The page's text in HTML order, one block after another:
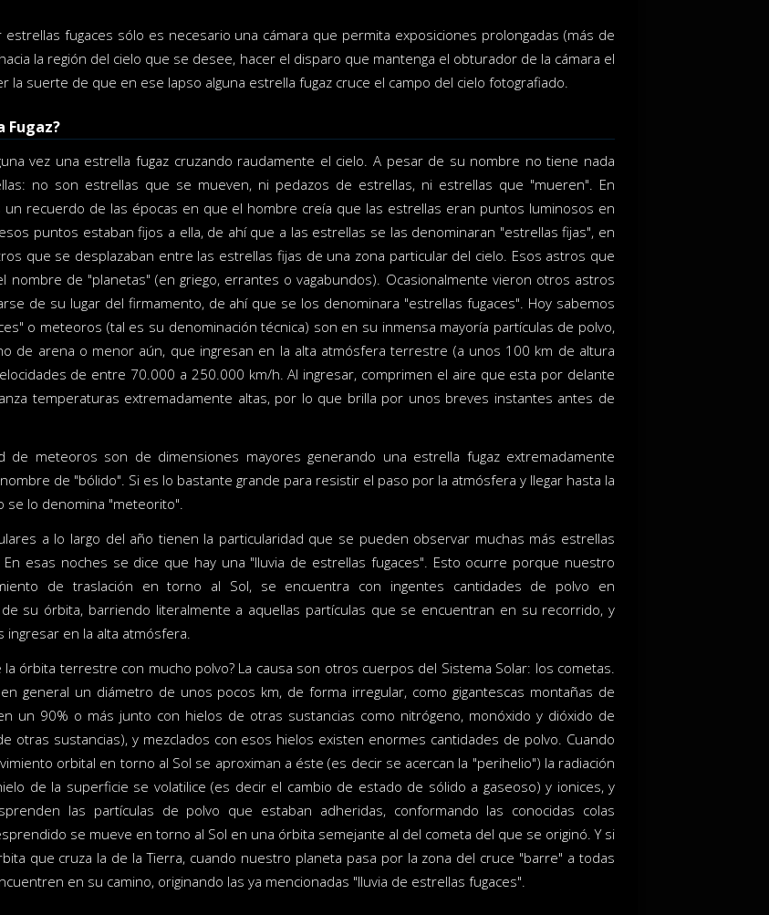
fugaces sólo es necesario una cámara que permita exposiciones prolongadas (más de
la región del cielo que se desee, hacer el disparo que mantenga el obturador de la cámara el
la suerte de que en ese lapso alguna estrella fugaz cruce el campo del cielo fotografiado.
Fugaz?
vez una estrella fugaz cruzando raudamente el cielo. A pesar de su nombre no tiene nada
no son estrellas que se mueven, ni pedazos de estrellas, ni estrellas que "mueren". En
un recuerdo de las épocas en que el hombre creía que las estrellas eran puntos luminosos en
puntos estaban fijos a ella, de ahí que a las estrellas se las denominaran "estrellas fijas", en
que se desplazaban entre las estrellas fijas de una zona particular del cielo. Esos astros que
nombre de "planetas" (en griego, errantes o vagabundos). Ocasionalmente vieron otros astros
de su lugar del firmamento, de ahí que se los denominara "estrellas fugaces". Hoy sabemos
o meteoros (tal es su denominación técnica) son en su inmensa mayoría partículas de polvo,
de arena o menor aún, que ingresan en la alta atmósfera terrestre (a unos 100 km de altura
de entre 70.000 a 250.000 km/h. Al ingresar, comprimen el aire que esta por delante
temperaturas extremadamente altas, por lo que brilla por unos breves instantes antes de
de meteoros son de dimensiones mayores generando una estrella fugaz extremadamente
de "bólido". Si es lo bastante grande para resistir el paso por la atmósfera y llegar hasta la
se lo denomina "meteorito".
a lo largo del año tienen la particularidad que se pueden observar muchas más estrellas
esas noches se dice que hay una "lluvia de estrellas fugaces". Esto ocurre porque nuestro
de traslación en torno al Sol, se encuentra con ingentes cantidades de polvo en
su órbita, barriendo literalmente a aquellas partículas que se encuentran en su recorrido, y
ingresar en la alta atmósfera.
la órbita terrestre con mucho polvo? La causa son otros cuerpos del Sistema Solar: los cometas.
general un diámetro de unos pocos km, de forma irregular, como gigantescas montañas de
un 90% o más junto con hielos de otras sustancias como nitrógeno, monóxido y dióxido de
otras sustancias), y mezclados con esos hielos existen enormes cantidades de polvo. Cuando
orbital en torno al Sol se aproximan a éste (es decir se acercan la "perihelio") la radiación
de la superficie se volatilice (es decir el cambio de estado de sólido a gaseoso) y ionices, y
las partículas de polvo que estaban adheridas, conformando las conocidas colas
se mueve en torno al Sol en una órbita semejante al del cometa del que se originó. Y si
que cruza la de la Tierra, cuando nuestro planeta pasa por la zona del cruce "barre" a todas
en su camino, originando las ya mencionadas "lluvia de estrellas fugaces".